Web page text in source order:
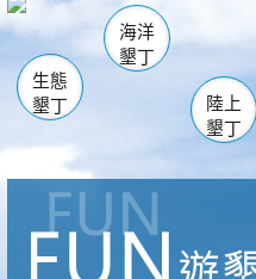
海生館
恆春
龍鑾潭自然中心
瓊麻館
關山
白砂
生態
墾丁
海洋
墾丁
陸上
墾丁